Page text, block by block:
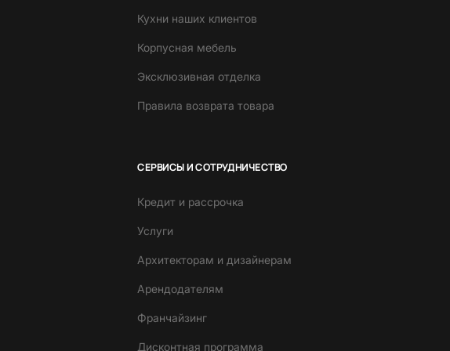
Кухни наших клиентов
Корпусная мебель
Эксклюзивная отделка
Правила возврата товара
СЕРВИСЫ И СОТРУДНИЧЕСТВО
Кредит и рассрочка
Услуги
Архитекторам и дизайнерам
Арендодателям
Франчайзинг
Дисконтная программа